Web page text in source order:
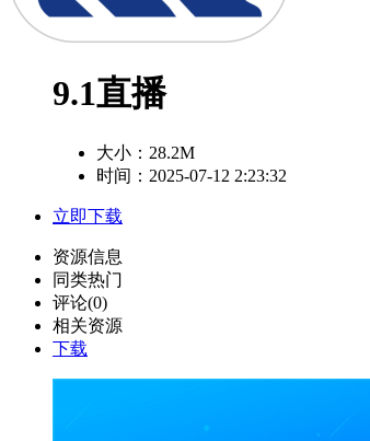
9.1直播
大小： 28.2M
时间：2025-07-12 2:23:32
立即下载
资源信息
同类热门
评论(0)
相关资源
下载